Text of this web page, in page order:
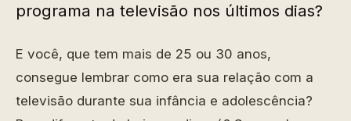
programa na televisão nos últimos dias?
E você, que tem mais de 25 ou 30 anos,
consegue lembrar como era sua relação com a
televisão durante sua infância e adolescência?